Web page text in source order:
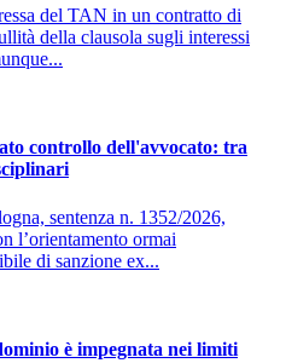
del TAN in un contratto di
della clausola sugli interessi
controllo dell'avvocato: tra
sentenza n. 1352/2026,
l’orientamento ormai
di sanzione ex...
è impegnata nei limiti